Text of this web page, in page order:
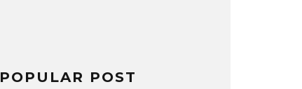
POPULAR POST